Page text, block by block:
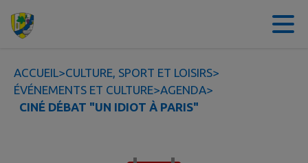
Contenu
ACCUEIL>CULTURE, SPORT ET LOISIRS>
ÉVÉNEMENTS ET CULTURE>AGENDA>
CINÉ DÉBAT "UN IDIOT À PARIS"